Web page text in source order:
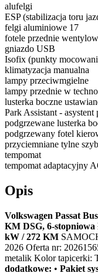
alufelgi
ESP (stabilizacja toru
felgi aluminiowe 17
fotele przednie
gniazdo USB
Isofix (punkty
klimatyzacja manualna
lampy przeciwmgielne
lampy przednie w
lusterka boczne
Park Assistant - asystent
podgrzewane lusterka
podgrzewany fotel
przyciemniane tylne
tempomat
tempomat adaptacyjny
Opis
Volkswagen Passat
KM DSG, 6-stopniowa
kW / 272 KM
2026 Oferta nr:
metalik Kolor tapicerki:
dodatkowe: • Pakiet